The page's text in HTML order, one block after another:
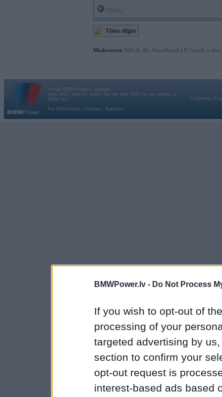
BMWPower.lv - Do Not Process
If you wish to opt-out of
processing of your
targeted advertising by
section to confirm your
opt-out request is
interest-based ads based
Tēma slēgta
Moderatori: 968-jk AV AiwaShuraLLP, GirtzB Lafter
Vortāls BMWPower.lv darbojas
kopš 2002. gada 14. maija. Tas nav auto klubs un nav saistīts ar
BMW AG.
Par BMWPower
Kontakti Reklāma
Galvena